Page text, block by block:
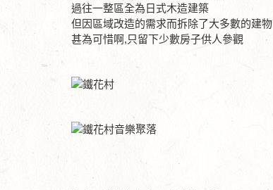
過往一整區全為日式木造建築
但因區域改造的需求而拆除了大多數的建物
甚為可惜啊,只留下少數房子供人參觀